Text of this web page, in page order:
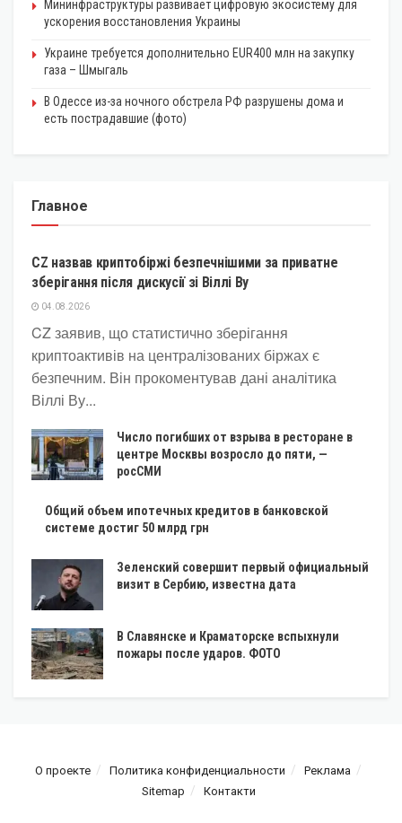
Мининфраструктуры развивает цифровую экосистему для
ускорения восстановления Украины
Украине требуется дополнительно EUR400 млн на закупку
газа – Шмыгаль
В Одессе из-за ночного обстрела РФ разрушены дома и
есть пострадавшие (фото)
Главное
КРИПТОВАЛЮТА
CZ назвав криптобіржі безпечнішими за приватне
зберігання після дискусії зі Віллі Ву
04.08.2026
CZ заявив, що статистично зберігання
криптоактивів на централізованих біржах є
безпечним. Він прокоментував дані аналітика
Віллі Ву...
Число погибших от взрыва в ресторане в
центре Москвы возросло до пяти, —
росСМИ
Общий объем ипотечных кредитов в банковской
системе достиг 50 млрд грн
Зеленский совершит первый официальный
визит в Сербию, известна дата
В Славянске и Краматорске вспыхнули
пожары после ударов. ФОТО
О проекте Политика конфиденциальности
Реклама
Sitemap
Контакти